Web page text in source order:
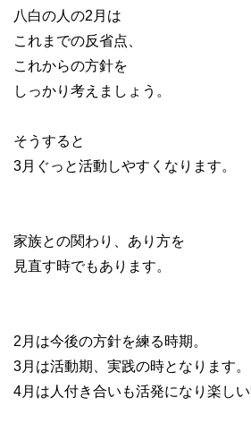
八白の人の2月は
これまでの反省点、
これからの方針を
しっかり考えましょう。
そうすると
3月ぐっと活動しやすくなります。
家族との関わり、あり方を
見直す時でもあります。
2月は今後の方針を練る時期。
3月は活動期、実践の時となります。
4月は人付き合いも活発になり楽しい